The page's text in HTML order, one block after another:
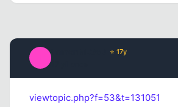
⭐ 17y
viewtopic.php?f=53&t=131051